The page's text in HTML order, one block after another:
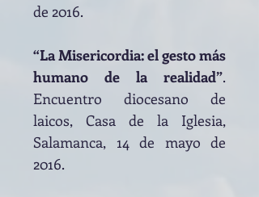
de 2016.
“La Misericordia: el gesto más
humano de la realidad”.
Encuentro diocesano de
laicos, Casa de la Iglesia,
Salamanca, 14 de mayo de
2016.